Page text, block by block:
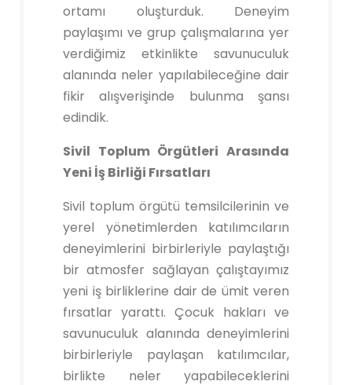
ortamı oluşturduk. Deneyim
paylaşımı ve grup çalışmalarına yer
verdiğimiz etkinlikte savunuculuk
alanında neler yapılabileceğine dair
fikir alışverişinde bulunma şansı
edindik.
Sivil Toplum Örgütleri Arasında
Yeni İş Birliği Fırsatları
Sivil toplum örgütü temsilcilerinin ve
yerel yönetimlerden katılımcıların
deneyimlerini birbirleriyle paylaştığı
bir atmosfer sağlayan çalıştayımız
yeni iş birliklerine dair de ümit veren
fırsatlar yarattı. Çocuk hakları ve
savunuculuk alanında deneyimlerini
birbirleriyle paylaşan katılımcılar,
birlikte neler yapabileceklerini